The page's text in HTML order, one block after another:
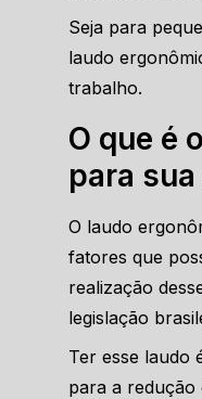
Seja para
laudo
trabalho.
O que é
para
O laudo
fatores que
realização
legislação
Ter esse laudo
para a redução